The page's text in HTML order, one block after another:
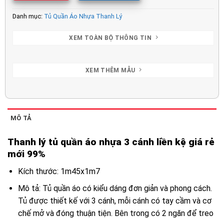
Danh mục: Tủ Quần Áo Nhựa Thanh Lý
XEM TOÀN BỘ THÔNG TIN
XEM THÊM MẪU
MÔ TẢ
Thanh lý tủ quần áo nhựa 3 cánh liền kệ giá rẻ
mới 99%
Kích thước: 1m45x1m7
Mô tả: Tủ quần áo có kiểu dáng đơn giản và phong cách.
Tủ được thiết kế với 3 cánh, mỗi cánh có tay cầm và cơ
chế mở và đóng thuận tiện. Bên trong có 2 ngăn để treo